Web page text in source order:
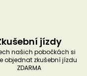
jízdy
našich pobočkách si
objednat zkušební jízdu
ZDARMA